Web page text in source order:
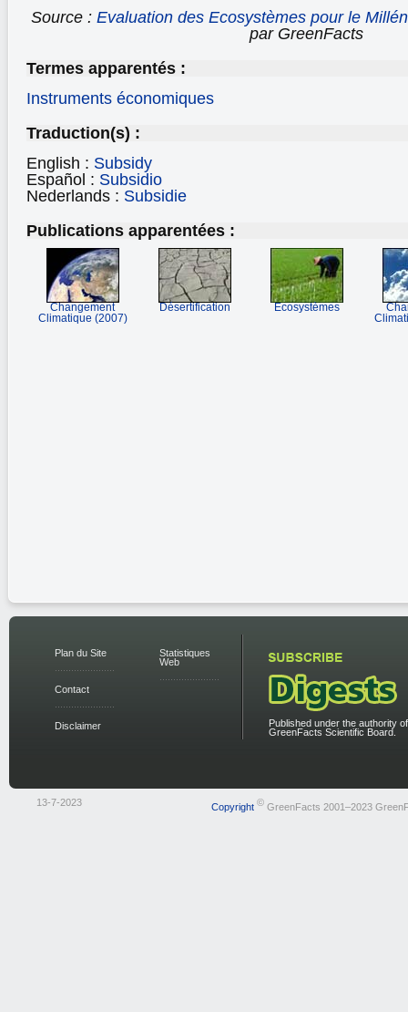
Source : Evaluation des Ecosystèmes pour le
par GreenFacts
Termes apparentés :
Instruments économiques
Traduction(s) :
English : Subsidy
Español : Subsidio
Nederlands : Subsidie
Publications apparentées :
Changement
Climatique (2007)
Désertification Ecosystèmes
Plan du Site
Contact
Disclaimer
Statistiques
Web
Published under the authority
GreenFacts Scientific Board.
13-7-2023 Copyright ©GreenFacts 2001–2023